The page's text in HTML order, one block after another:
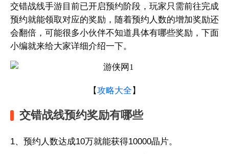
交错战线手游目前已开启预约阶段，玩家只需前往完成
预约就能领取对应的奖励，随着预约人数的增加奖励还
会翻倍，可能很多小伙伴不知道具体有哪些奖励，下面
小编就来给大家详细介绍一下。
【攻略大全 】
交错战线预约奖励有哪些
1、预约人数达成10万就能获得10000晶片。